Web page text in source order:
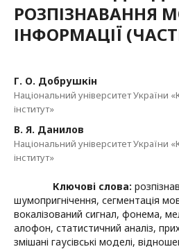
РОЗПІЗНАВАННЯ
ІНФОРМАЦІЇ
Г. О. Добрушкін
Національний університет України
інститут»
В. Я. Данилов
Національний університет України
інститут»
Ключові слова:
шумопригнічення, сегментація
вокалізований сигнал, фонема,
алофон, статистичний аналіз,
змішані гаусівські моделі,